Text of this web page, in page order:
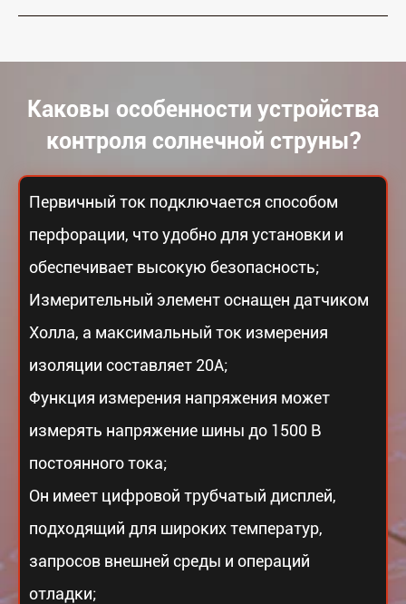
Каковы особенности устройства
контроля солнечной струны?
Первичный ток подключается способом
перфорации, что удобно для установки и
обеспечивает высокую безопасность;
Измерительный элемент оснащен датчиком
Холла, а максимальный ток измерения
изоляции составляет 20А;
Функция измерения напряжения может
измерять напряжение шины до 1500 В
постоянного тока;
Он имеет цифровой трубчатый дисплей,
подходящий для широких температур,
запросов внешней среды и операций
отладки;